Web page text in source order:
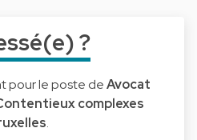
?
pour le poste deAvocat
complexes
.